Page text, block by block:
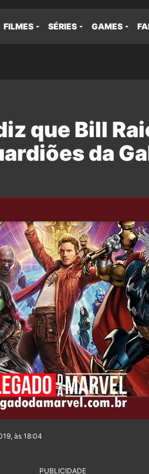
FILMES SÉRIES GAMES
que Bill
da
às 18:04
PUBLICIDADE